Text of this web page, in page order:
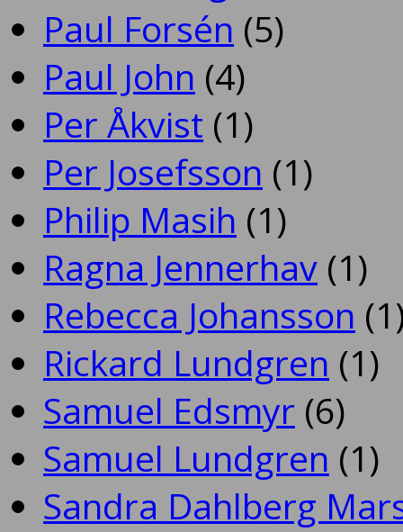
Paul Forsén (5)
Paul John (4)
Per Åkvist (1)
Per Josefsson (1)
Philip Masih (1)
Ragna Jennerhav (1)
Rebecca Johansson
Rickard Lundgren (1)
Samuel Edsmyr (6)
Samuel Lundgren (1)
Sandra Dahlberg